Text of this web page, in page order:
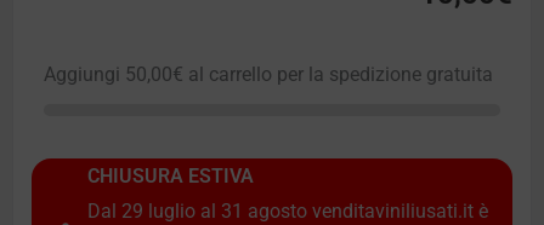
Aggiungi 50,00€ al carrello per la spedizione gratuita
CHIUSURA ESTIVA
Dal 29 luglio al 31 agosto venditaviniliusati.it è